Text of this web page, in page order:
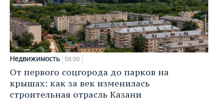
Недвижимость 08:00
От первого соцгорода до парков на
крышах: как за век изменилась
строительная отрасль Казани